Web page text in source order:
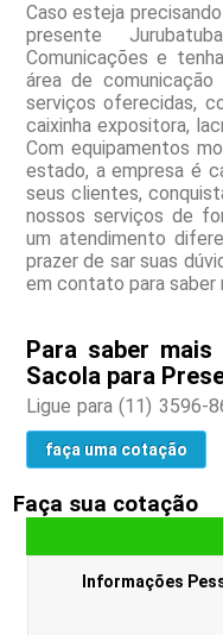
Caso esteja
presente
Comunicações e
área de
serviços oferecidas,
caixinha expositora,
Com equipamentos
estado, a empresa é
seus clientes,
nossos serviços de
um atendimento
prazer de sar suas
em contato para saber
Para saber mais
Sacola para
Ligue para(11) 3596-
faça uma cotação
Faça sua cotação
Informações